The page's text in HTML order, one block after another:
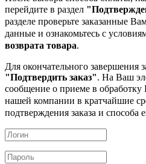
перейдите в раздел
разделе проверьте заказанные
данные и ознакомьтесь с
возврата товара.
Для окончательного завершения
"Подтвердить заказ". На Ваш
сообщение о приеме в обработку
нашей компании в кратчайшие
подтверждения заказа и способа